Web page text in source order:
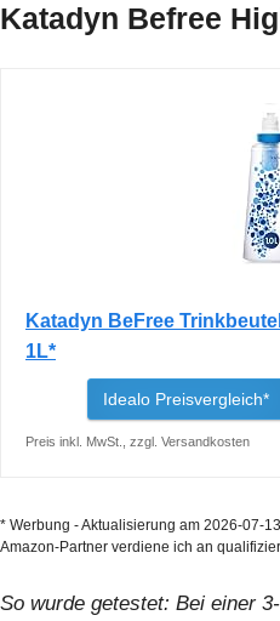
Katadyn Befree
Katadyn BeFree
1L*
Idealo Preisvergleich*
Preis inkl. MwSt., zzgl. Versandkosten
* Werbung - Aktualisierung am 2026-07-
Amazon-Partner verdiene ich an
So wurde getestet: Bei einer